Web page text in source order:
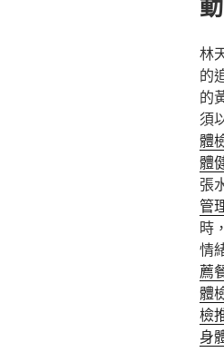
林
的
的
須
體
體
張
管
時
情
薦
體
檢
身